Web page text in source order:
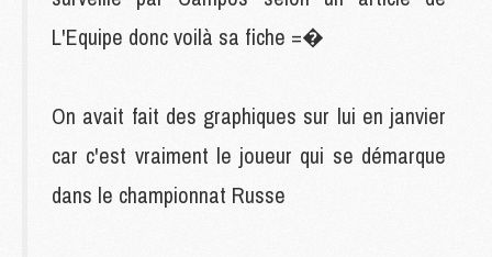
L'Equipe donc voilà sa fiche =�
On avait fait des graphiques sur lui en janvier
car c'est vraiment le joueur qui se démarque
dans le championnat Russe